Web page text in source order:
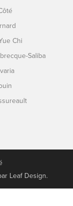
Chi
Saliba
Leaf Design.